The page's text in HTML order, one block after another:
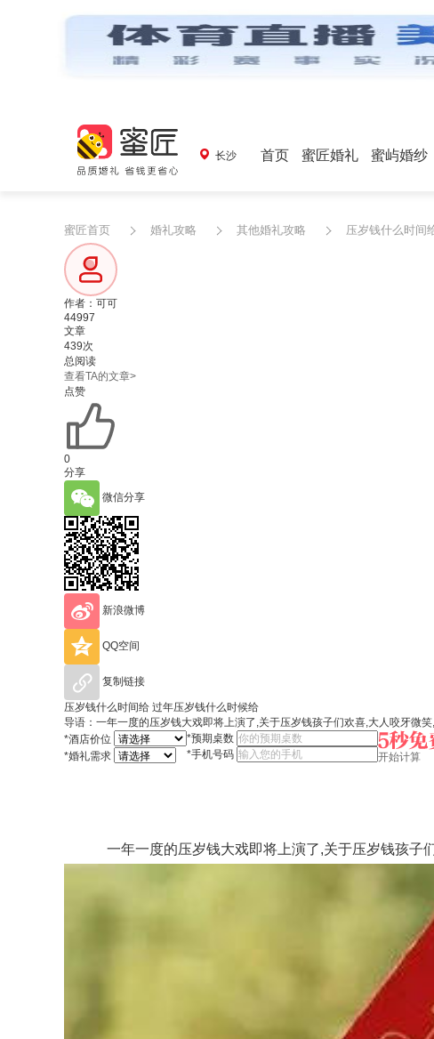
长沙 首页 蜜匠婚礼 蜜屿婚纱
蜜匠首页 婚礼攻略 其他婚礼攻略 压岁钱什么时间
作者：可可
44997
文章
439次
总阅读
查看TA的文章>
点赞
0
分享
微信分享
新浪微博
QQ空间
复制链接
压岁钱什么时间给 过年压岁钱什么时候给
导语：一年一度的压岁钱大戏即将上演了,关于压岁钱孩子们欢喜,大人咬牙微
*酒店价位
*婚礼需求
*预期桌数
*手机号码
开始计算
一年一度的压岁钱大戏即将上演了,关于压岁钱孩子们